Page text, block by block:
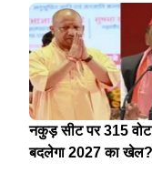
नकुड़ सीट पर 315
बदलेगा 2027 का खेल?